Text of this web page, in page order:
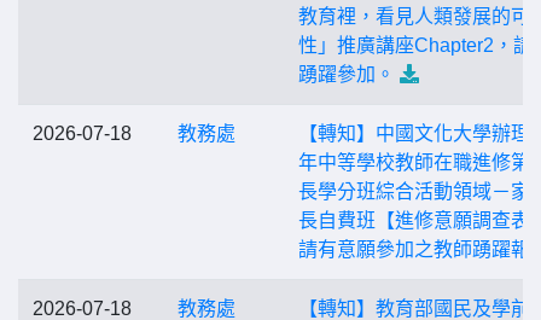
教育裡，看見人類發展的可
性」推廣講座Chapter2，請
踴躍參加。
2026-07-18 教務處
【轉知】中國文化大學辦理
年中等學校教師在職進修第
長學分班綜合活動領域－家
長自費班【進修意願調查表
請有意願參加之教師踴躍報
2026-07-18 教務處
【轉知】教育部國民及學前